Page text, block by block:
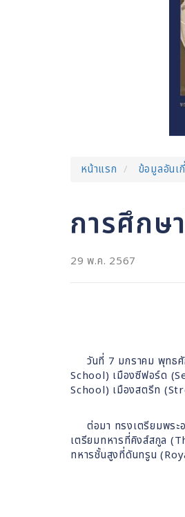
หน้าแรก ข้อมูลอันเ
การศึกษ
29 พ.ค. 2567
วันที่ 7 มกราคม พุทธศัก
School) เมืองซีฟอร์ด
School) เมืองสตรีท
ต่อมา ทรงเตรียมพระอ
เตรียมทหารที่คิงส์สกูล
ทหารชั้นสูงที่ดันทรูน